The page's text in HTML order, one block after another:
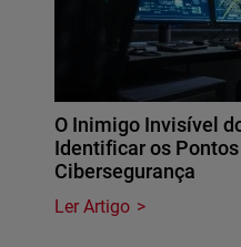
O Inimigo Invisível
Identificar os
Cibersegurança
Ler Artigo